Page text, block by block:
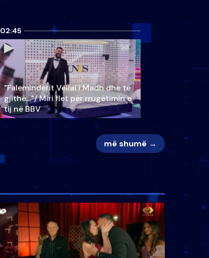
02:45
"Faleminderit Vëllai i Madh dhe të
gjithë…"/ Miri flet për rrugëtimin e
tij në BBV
më shumë →